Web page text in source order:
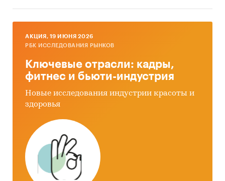
AКЦИЯ, 19 ИЮНЯ 2026
РБК ИССЛЕДОВАНИЯ РЫНКОВ
Ключевые отрасли: кадры,
фитнес и бьюти-индустрия
Новые исследования индустрии красоты и
здоровья